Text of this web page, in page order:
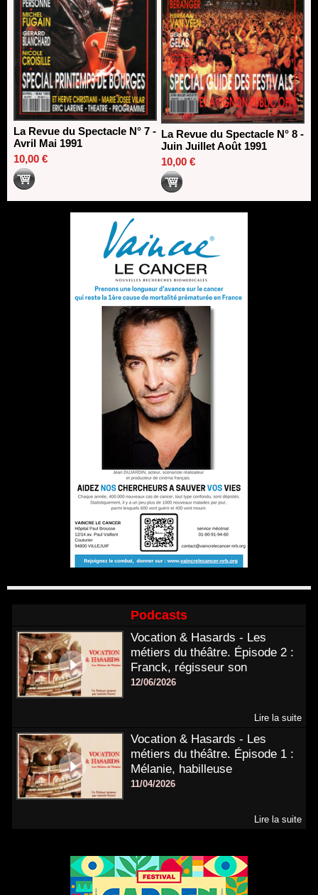
La Revue du Spectacle N° 7 -
Avril Mai 1991
10,00 €
La Revue du Spectacle N° 8 -
Juin Juillet Août 1991
10,00 €
Podcasts
Vocation & Hasards - Les
métiers du théâtre. Épisode 2 :
Franck, régisseur son
12/06/2026
Lire la suite
Vocation & Hasards - Les
métiers du théâtre. Épisode 1 :
Mélanie, habilleuse
11/04/2026
Lire la suite